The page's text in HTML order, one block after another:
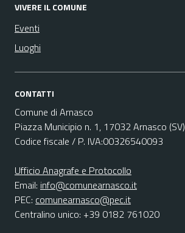
VIVERE IL COMUNE
Eventi
Luoghi
CONTATTI
Comune di Arnasco
Piazza Municipio n. 1, 17032 Arnasco (SV)
Codice fiscale / P. IVA:00326540093
Ufficio Anagrafe e Protocollo
Email: info@comunearnasco.it
PEC: comunearnasco@pec.it
Centralino unico: +39 0182 761020